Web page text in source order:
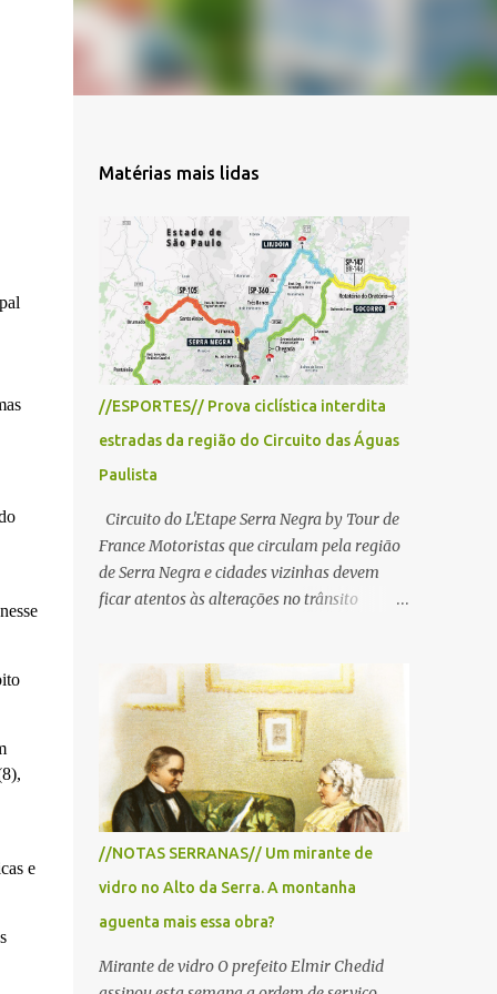
e
Matérias mais lidas
//ESPORTES// Prova ciclística interdita
estradas da região do Circuito das Águas
Paulista
Circuito do L'Etape Serra Negra by Tour de
France Motoristas que circulam pela região
de Serra Negra e cidades vizinhas devem
ficar atentos às alterações no trânsito
realização do L'Étape Serra Negra by Tour
de France presented by Nubank.
Considerado o principal circuito de ciclismo
amador da América Latina, o evento reunirá
atletas de diferentes regiões do país e terá
percursos passando pelos municípios de
Serra Negra, Amparo, Monte Alegre do Sul,
Lindoia e Socorro. Para garantir a segurança
dos participantes e do público, diversos
trechos de rodovias e estradas da região
longo da prova. A largada será na Rua
//NOTAS SERRANAS// Um mirante de
vidro no Alto da Serra. A montanha
aguenta mais essa obra?
Mirante de vidro O prefeito Elmir Chedid